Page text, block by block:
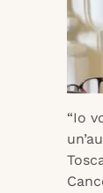
“Io